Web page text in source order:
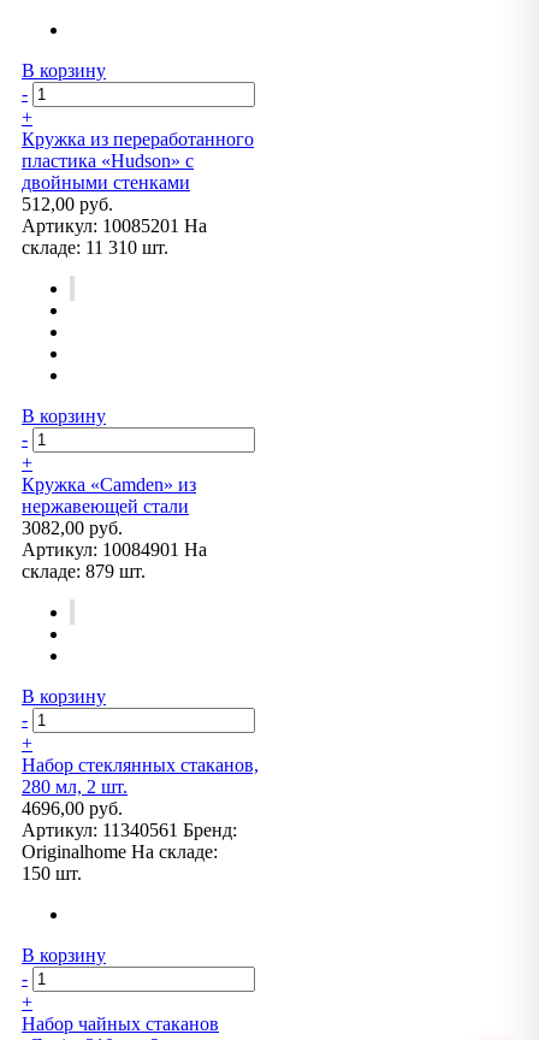
В корзину
-
+
Кружка из переработанного
пластика «Hudson» с
двойными стенками
512,00 руб.
Артикул: 10085201 На
складе: 11 310 шт.
В корзину
-
+
Кружка «Camden» из
нержавеющей стали
3082,00 руб.
Артикул: 10084901 На
складе: 879 шт.
В корзину
-
+
Набор стеклянных стаканов,
280 мл, 2 шт.
4696,00 руб.
Артикул: 11340561 Бренд:
Originalhome На складе:
150 шт.
В корзину
-
+
Набор чайных стаканов